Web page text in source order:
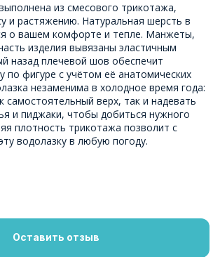
из смесового трикотажа,
и растяжению. Натуральная шерсть в
о вашем комфорте и тепле. Манжеты,
изделия вывязаны эластичным
назад плечевой шов обеспечит
по фигуре с учётом её анатомических
незаменима в холодное время года:
самостоятельный верх, так и надевать
и пиджаки, чтобы добиться нужного
плотность трикотажа позволит с
водолазку в любую погоду.
Оставить отзыв